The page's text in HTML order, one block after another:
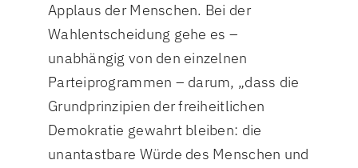
Applaus der Menschen. Bei der
Wahlentscheidung gehe es –
unabhängig von den einzelnen
Parteiprogrammen – darum, „dass die
Grundprinzipien der freiheitlichen
Demokratie gewahrt bleiben: die
unantastbare Würde des Menschen und